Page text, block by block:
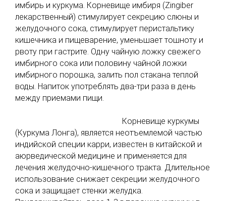
имбирь и куркума. Корневище имбиря (Zingiber
лекарственный) стимулирует секрецию слюны и
желудочного сока, стимулирует перистальтику
кишечника и пищеварение, уменьшает тошноту и
рвоту при гастрите. Одну чайную ложку свежего
имбирного сока или половину чайной ложки
имбирного порошка, залить пол стакана теплой
воды. Напиток употреблять два-три раза в день
между приемами пищи.
Корневище куркумы
(Куркума Лонга), является неотъемлемой частью
индийской специи карри, известен в китайской и
аюрведической медицине и применяется для
лечения желудочно-кишечного тракта. Длительное
использование снижает секреции желудочного
сока и защищает стенки желудка.